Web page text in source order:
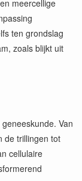
meercellige
ten grondslag
zoals blijkt uit
Van
de trillingen tot
cellulaire